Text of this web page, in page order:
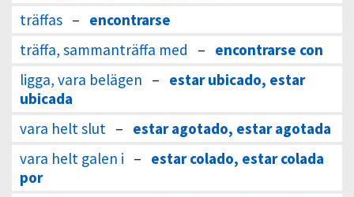
träffas – encontrarse
träffa, sammanträffa med
– encontrarse con
ligga, vara belägen – estar ubicado, estar
ubicada
vara helt slut – estar agotado, estar agotada
vara helt galen i – estar colado, estar colada
por